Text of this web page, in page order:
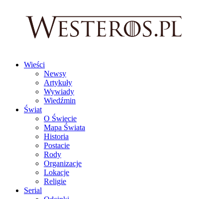
Wieści
Newsy
Artykuły
Wywiady
Wiedźmin
Świat
O Świecie
Mapa Świata
Historia
Postacie
Rody
Organizacje
Lokacje
Religie
Serial